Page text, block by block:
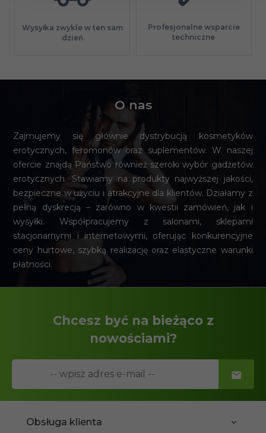
Wysyłka zwykle w ten sam
dzień
Profesjonalne wsparcie
techniczne
O nas
Zajmujemy się głównie dystrybucją kosmetyków
erotycznych, feromonów oraz suplementów. W naszej
ofercie znajdą Państwo również szeroki wybór gadżetów
erotycznych. Stawiamy na produkty najwyższej jakości,
bezpieczne w użyciu i atrakcyjne dla klientów. Działamy z
pełną dyskrecją – zarówno w kwestii zamówień, jak i
wysyłki. Współpracujemy z salonami, sklepami
stacjonarnymi i internetowymi, oferując konkurencyjne
ceny hurtowe, szybką realizację oraz elastyczne warunki
płatności.
Chcesz być na bieżąco z
nowościami?
Obsługa klienta